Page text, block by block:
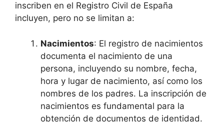
inscriben en el Registro Civil de España
incluyen, pero no se limitan a:
Nacimientos: El registro de nacimientos
documenta el nacimiento de una
persona, incluyendo su nombre, fecha,
hora y lugar de nacimiento, así como los
nombres de los padres. La inscripción de
nacimientos es fundamental para la
obtención de documentos de identidad.